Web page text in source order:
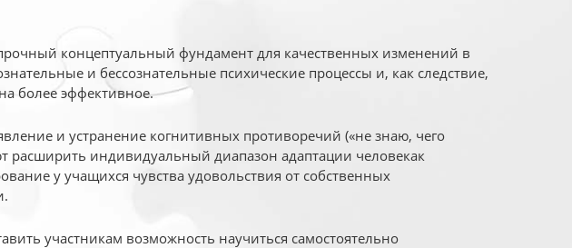
концептуальный фундамент для качественных изменений в
и бессознательные психические процессы и, как следствие,
более эффективное.
и устранение когнитивных противоречий («не знаю, чего
расширить индивидуальный диапазон адаптации человекак
у учащихся чувства удовольствия от собственных
участникам возможность научиться самостоятельно